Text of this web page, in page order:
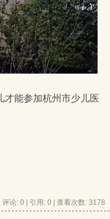
才能参加杭州市少儿医
评论: 0 | 引用: 0 | 查看次数: 3178